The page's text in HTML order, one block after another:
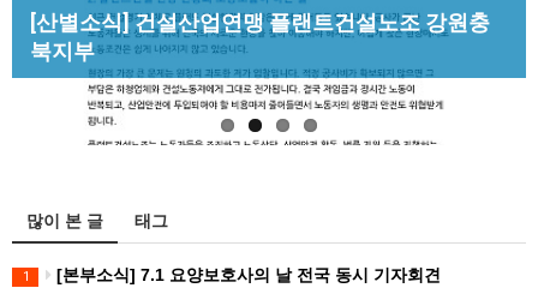
[성명] 막을 수 있었던 죽음, HL만도가 책임져라 :
청년노동자 사망사고의 철저한 진상규…
[산별소식] 건설산업연맹 플랜트건설노조 강원충
북지부
[조합원☆인터뷰] 서비스연맹 전국학교비정규직노
동조합 강원지부 김유미 춘천지회장
[강릉,속초,원주,춘천] 폭염감시단 사업 이모저모
Previous
많이 본 글 태그
1 [본부소식] 7.1 요양보호사의 날 전국 동시 기자회견